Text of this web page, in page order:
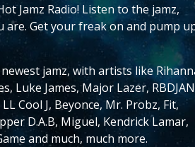
Jamz Radio! Listen to the jamz,
are. Get your freak on and pump
jamz, with artists like
Luke James, Major Lazer,
Cool J, Beyonce, Mr. Probz, Fit,
D.A.B, Miguel, Kendrick Lamar,
and much, much more.